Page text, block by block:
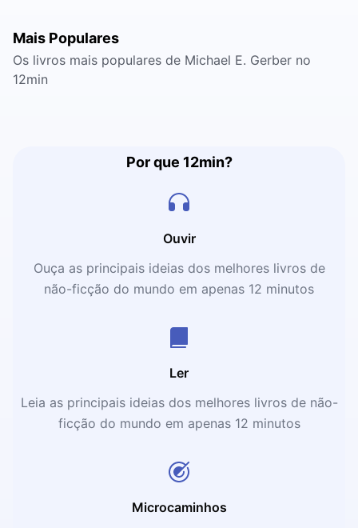
Mais Populares
Os livros mais populares de Michael E. Gerber no
12min
Por que 12min?
Ouvir
Ouça as principais ideias dos melhores livros de
não-ficção do mundo em apenas 12 minutos
Ler
Leia as principais ideias dos melhores livros de não-
ficção do mundo em apenas 12 minutos
Microcaminhos